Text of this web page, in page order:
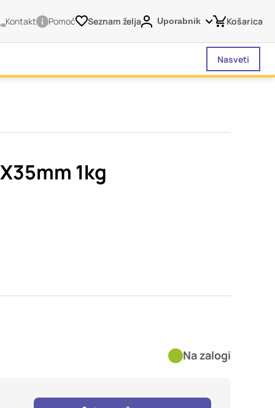
Kontakt Pomoč Seznam želja Uporabnik Košarica
Nasveti
1kg
Na zalogi
brskalnika,
ne
uporabniško
na vašo uporabo
Običajno
nastavitev
te piškotke ali
delovanja
in
so združeni in